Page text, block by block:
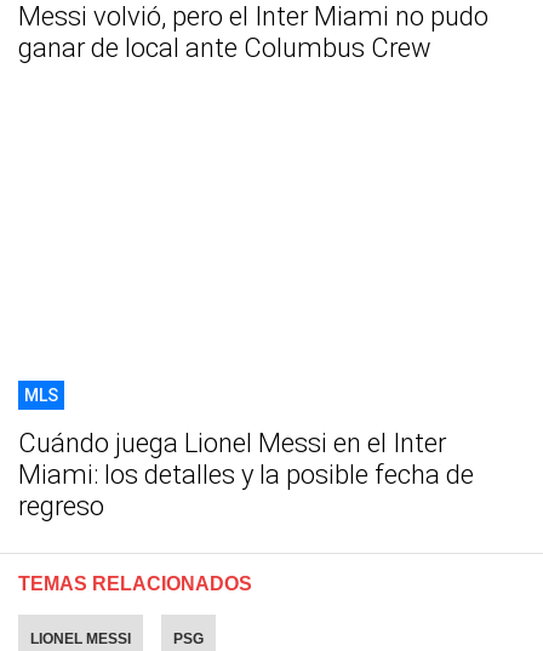
Messi volvió, pero el Inter Miami no pudo
ganar de local ante Columbus Crew
MLS
Cuándo juega Lionel Messi en el Inter
Miami: los detalles y la posible fecha de
regreso
TEMAS RELACIONADOS
LIONEL MESSI PSG